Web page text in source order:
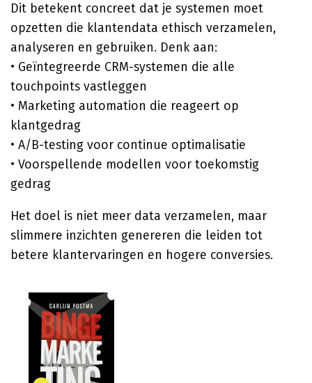
Dit betekent concreet dat je systemen moet
opzetten die klantendata ethisch verzamelen,
analyseren en gebruiken. Denk aan:
• Geïntegreerde CRM-systemen die alle
touchpoints vastleggen
• Marketing automation die reageert op
klantgedrag
• A/B-testing voor continue optimalisatie
• Voorspellende modellen voor toekomstig
gedrag
Het doel is niet meer data verzamelen, maar
slimmere inzichten genereren die leiden tot
betere klantervaringen en hogere conversies.